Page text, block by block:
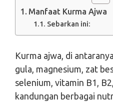
Manfaat Kurma Ajwa
Sebarkan ini:
Kurma ajwa, di
gula, magnesium, zat
selenium, vitamin B1,
kandungan berbagai